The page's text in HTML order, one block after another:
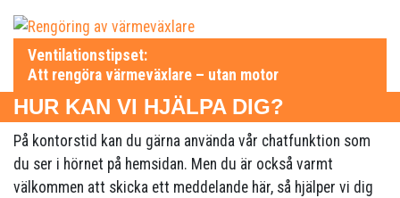
Ventilationstipset:
Att rengöra värmeväxlare – utan motor
HUR KAN VI HJÄLPA DIG?
På kontorstid kan du gärna använda vår chatfunktion som
du ser i hörnet på hemsidan. Men du är också varmt
välkommen att skicka ett meddelande här, så hjälper vi dig